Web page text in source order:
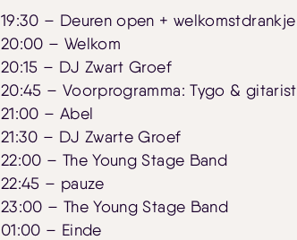
19:30 – Deuren open + welkomstdrankje
20:00 – Welkom
20:15 – DJ Zwart Groef
20:45 – Voorprogramma: Tygo & gitarist
21:00 – Abel
21:30 – DJ Zwarte Groef
22:00 – The Young Stage Band
22:45 – pauze
23:00 – The Young Stage Band
01:00 – Einde